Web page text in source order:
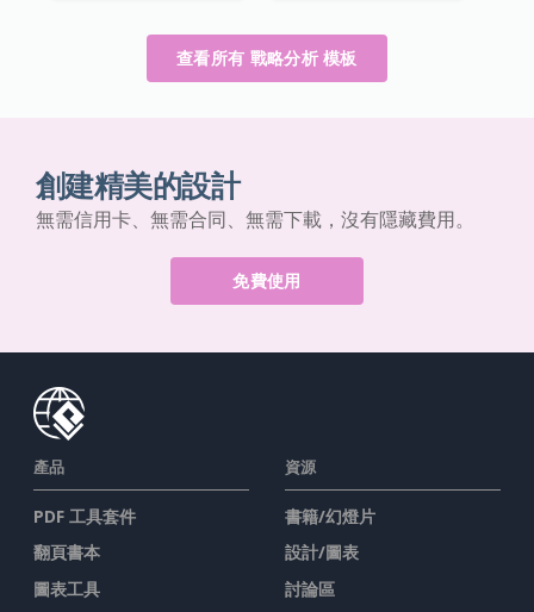
查看所有 戰略分析 模板
創建精美的設計
無需信用卡、無需合同、無需下載，沒有隱藏費用。
免費使用
產品
PDF 工具套件
翻頁書本
圖表工具
資源
書籍/幻燈片
設計/圖表
討論區